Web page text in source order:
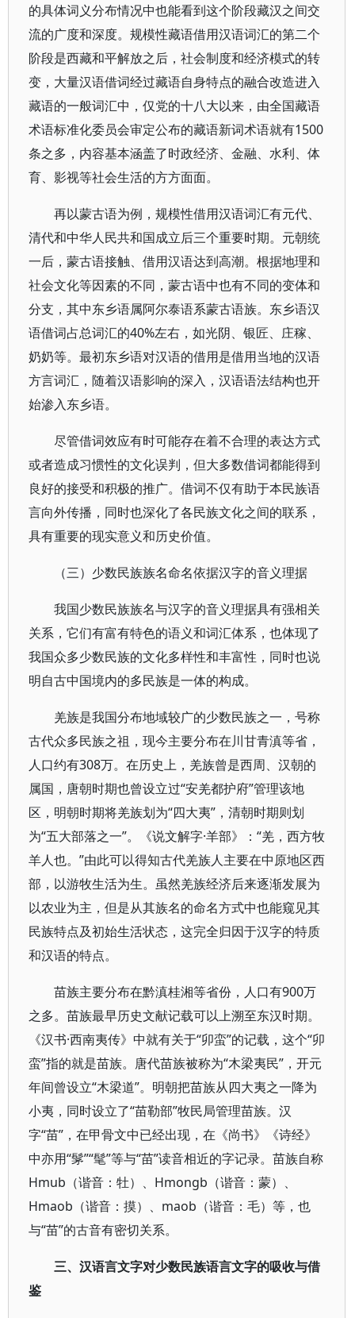
的具体词义分布情况中也能看到这个阶段藏汉之间交
流的广度和深度。规模性藏语借用汉语词汇的第二个
阶段是西藏和平解放之后，社会制度和经济模式的转
变，大量汉语借词经过藏语自身特点的融合改造进入
藏语的一般词汇中，仅党的十八大以来，由全国藏语
术语标准化委员会审定公布的藏语新词术语就有1500
条之多，内容基本涵盖了时政经济、金融、水利、体
育、影视等社会生活的方方面面。
再以蒙古语为例，规模性借用汉语词汇有元代、
清代和中华人民共和国成立后三个重要时期。元朝统
一后，蒙古语接触、借用汉语达到高潮。根据地理和
社会文化等因素的不同，蒙古语中也有不同的变体和
分支，其中东乡语属阿尔泰语系蒙古语族。东乡语汉
语借词占总词汇的40%左右，如光阴、银匠、庄稼、
奶奶等。最初东乡语对汉语的借用是借用当地的汉语
方言词汇，随着汉语影响的深入，汉语语法结构也开
始渗入东乡语。
尽管借词效应有时可能存在着不合理的表达方式
或者造成习惯性的文化误判，但大多数借词都能得到
良好的接受和积极的推广。借词不仅有助于本民族语
言向外传播，同时也深化了各民族文化之间的联系，
具有重要的现实意义和历史价值。
（三）少数民族族名命名依据汉字的音义理据
我国少数民族族名与汉字的音义理据具有强相关
关系，它们有富有特色的语义和词汇体系，也体现了
我国众多少数民族的文化多样性和丰富性，同时也说
明自古中国境内的多民族是一体的构成。
羌族是我国分布地域较广的少数民族之一，号称
古代众多民族之祖，现今主要分布在川甘青滇等省，
人口约有308万。在历史上，羌族曾是西周、汉朝的
属国，唐朝时期也曾设立过“安羌都护府”管理该地
区，明朝时期将羌族划为“四大夷”，清朝时期则划
为“五大部落之一”。《说文解字·羊部》：“羌，西方牧
羊人也。”由此可以得知古代羌族人主要在中原地区西
部，以游牧生活为生。虽然羌族经济后来逐渐发展为
以农业为主，但是从其族名的命名方式中也能窥见其
民族特点及初始生活状态，这完全归因于汉字的特质
和汉语的特点。
苗族主要分布在黔滇桂湘等省份，人口有900万
之多。苗族最早历史文献记载可以上溯至东汉时期。
《汉书·西南夷传》中就有关于“卯蛮”的记载，这个“卯
蛮”指的就是苗族。唐代苗族被称为“木梁夷民”，开元
年间曾设立“木梁道”。明朝把苗族从四大夷之一降为
小夷，同时设立了“苗勒部”牧民局管理苗族。汉
字“苗”，在甲骨文中已经出现，在《尚书》《诗经》
中亦用“髳”“髦”等与“苗”读音相近的字记录。苗族自称
Hmub（谐音：牡）、Hmongb（谐音：蒙）、
Hmaob（谐音：摸）、maob（谐音：毛）等，也
与“苗”的古音有密切关系。
三、汉语言文字对少数民族语言文字的吸收与借
鉴